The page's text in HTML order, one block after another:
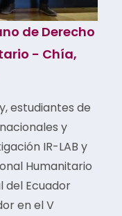
de Derecho
- Chía,
estudiantes de
y
IR-LAB y
Humanitario
del Ecuador
en el V